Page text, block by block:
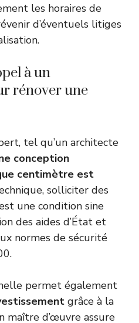
les horaires de
d’éventuels litiges
à un
rénover une
tel qu’un architecte
conception
centimètre est
solliciter des
une condition sine
des aides d’État et
normes de sécurité
permet également
grâce à la
maître d’œuvre assure